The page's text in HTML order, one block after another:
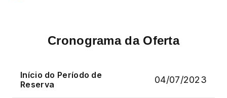
Cronograma da Oferta
Início do Período de
Reserva
04/07/2023